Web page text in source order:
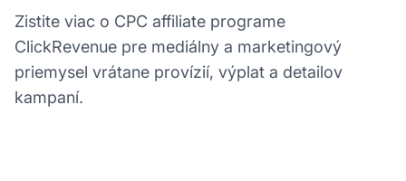
Zistite viac o CPC affiliate programe
ClickRevenue pre mediálny a marketingový
priemysel vrátane provízií, výplat a detailov
kampaní.